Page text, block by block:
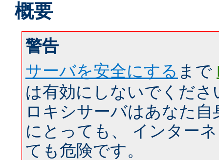
概要
警告
サーバを安全にする まで
は有効にしないでくださ
ロキシサーバはあなた
にとっても、 インター
ても危険です。